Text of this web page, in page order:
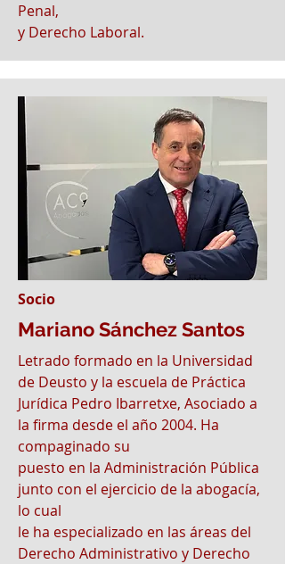
Penal,
y Derecho Laboral.
Socio
Mariano Sánchez Santos
Letrado formado en la Universidad
de Deusto y la escuela de Práctica
Jurídica Pedro Ibarretxe, Asociado a
la firma desde el año 2004. Ha
compaginado su
puesto en la Administración Pública
junto con el ejercicio de la abogacía,
lo cual
le ha especializado en las áreas del
Derecho Administrativo y Derecho